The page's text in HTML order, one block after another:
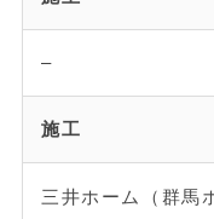
–
施工
三井ホーム（群馬